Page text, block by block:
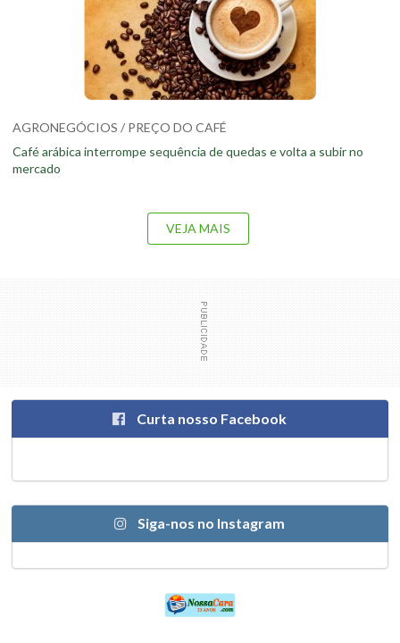
AGRONEGÓCIOS / PREÇO DO CAFÉ
Café arábica interrompe sequência de quedas e volta a subir no
mercado
VEJA MAIS
Curta nosso Facebook
Siga-nos no Instagram